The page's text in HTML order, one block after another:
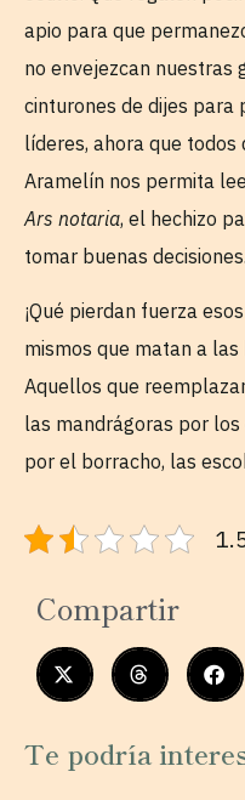
apio para que
no envejezcan nuestras
cinturones de dijes para
líderes, ahora que todos
Aramelín nos permita
Ars notaria, el hechizo
tomar buenas decisiones.
¡Qué pierdan fuerza
mismos que matan a
Aquellos que
las mandrágoras por
por el borracho, las
Compartir
Te podría